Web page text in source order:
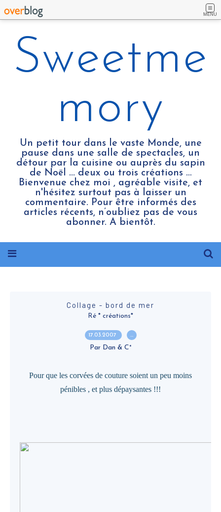
MENU
Sweetme
mory
Un petit tour dans le vaste Monde, une
pause dans une salle de spectacles, un
détour par la cuisine ou auprès du sapin
de Noël ... deux ou trois créations …
Bienvenue chez moi , agréable visite, et
n'hésitez surtout pas à laisser un
commentaire. Pour être informés des
articles récents, n’oubliez pas de vous
abonner. A bientôt.
Collage - bord de mer
Ré * créations*
17.03.2007 …
Par Dan & C°
Pour que les corvées de couture soient un peu moins
pénibles , et plus dépaysantes !!!